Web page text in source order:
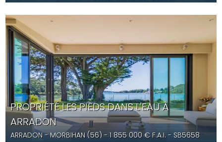
PROPRIÉTÉ LES PIEDS DANS L'EAU À
ARRADON
ARRADON- MORBIHAN (56) -1 855 000 € F.A.I.- SB5658